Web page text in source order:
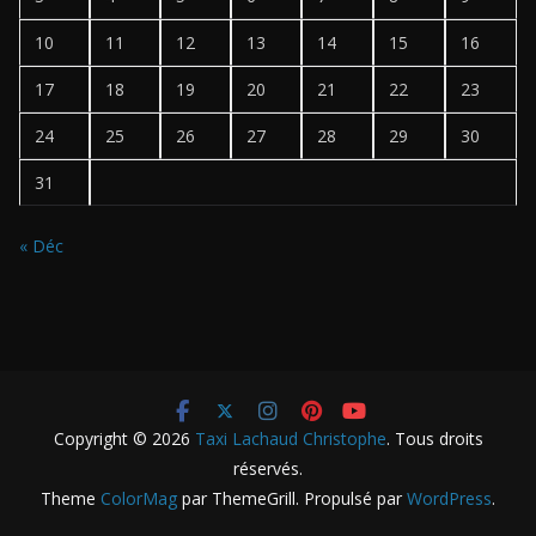
10 11 12 13 14 15 16
17 18 19 20 21 22 23
24 25 26 27 28 29 30
31
« Déc
Copyright © 2026 Taxi Lachaud Christophe. Tous droits
réservés.
Theme ColorMag par ThemeGrill. Propulsé par WordPress.